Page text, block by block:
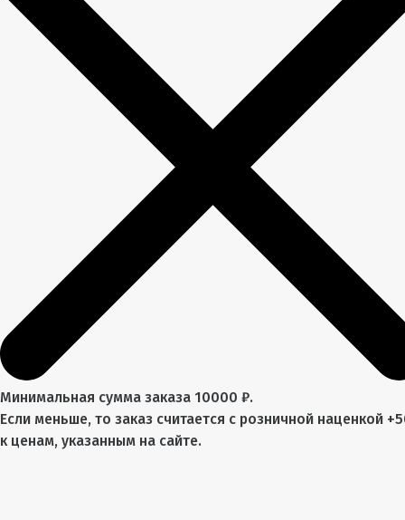
Минимальная сумма заказа 10000 ₽.
Если меньше, то заказ считается с розничной наценкой
к ценам, указанным на сайте.